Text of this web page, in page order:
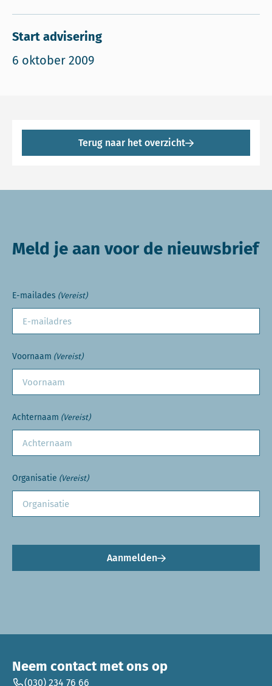
Start advisering
6 oktober 2009
Terug naar het overzicht
Meld je aan voor de nieuwsbrief
E-mailades (Vereist)
Voornaam (Vereist)
Achternaam (Vereist)
Organisatie (Vereist)
Aanmelden
Neem contact met ons op
(030) 234 76 66